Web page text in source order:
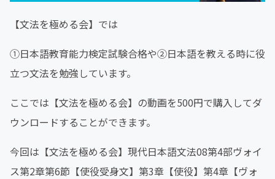
【文法を極める会】では
①日本語教育能力検定試験合格や②日本語を教える時に役
立つ文法を勉強しています。
ここでは【文法を極める会】の動画を500円で購入してダ
ウンロードすることができます。
今回は【文法を極める会】現代日本語文法08第4部ヴォイ
ス第2章第6節【使役受身文】第3章【使役】第4章【ヴォ